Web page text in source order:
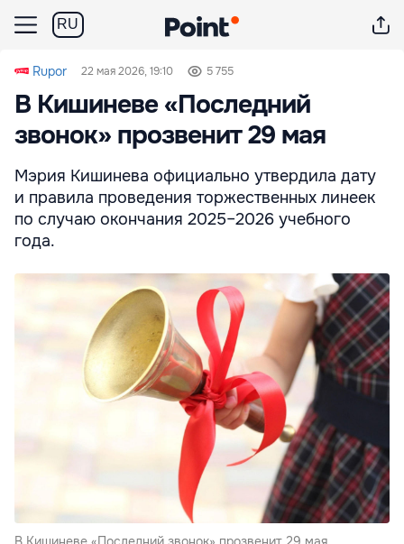
RU
Rupor 22 мая 2026, 19:10 5 755
В Кишиневе «Последний
звонок» прозвенит 29 мая
Мэрия Кишинева официально утвердила дату
и правила проведения торжественных линеек
по случаю окончания 2025–2026 учебного
года.